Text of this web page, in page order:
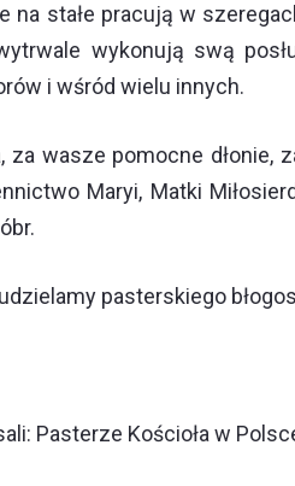
stałe pracują w
wykonują swą
i wśród wielu innych.
wasze pomocne
Maryi, Matki
pasterskiego
Pasterze Kościoła w